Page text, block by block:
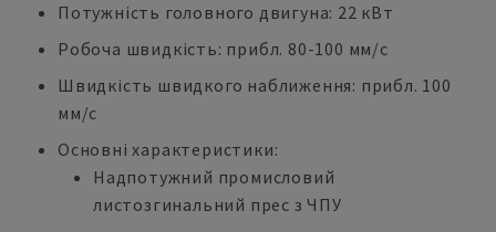
Потужність головного двигуна: 22 кВт
Робоча швидкість: прибл. 80-100 мм/с
Швидкість швидкого наближення: прибл. 100
мм/с
Основні характеристики:
Надпотужний промисловий
листозгинальний прес з ЧПУ